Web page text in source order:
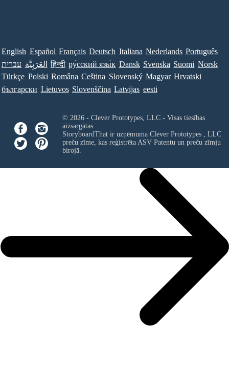
English Español Français Deutsch Italiana Nederlands Português
עברית العَرَبِيَّة हिन्दी ру́сский язы́к Dansk Svenska Suomi Norsk
Türkçe Polski Româna Ceština Slovenský Magyar Hrvatski
български Lietuvos Slovenščina Latvijas eesti
© 2026 - Clever Prototypes, LLC - Visas tiesības
aizsargātas.
StoryboardThat ir uzņēmuma Clever Prototypes , LLC
preču zīme, kas reģistrēta ASV Patentu un preču zīmju
birojā.